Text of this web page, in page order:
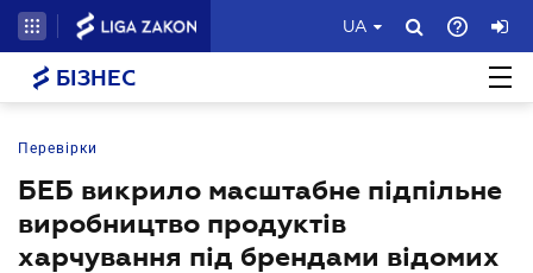
UA
БІЗНЕС
Перевірки
БЕБ викрило масштабне підпільне
виробництво продуктів
харчування під брендами відомих